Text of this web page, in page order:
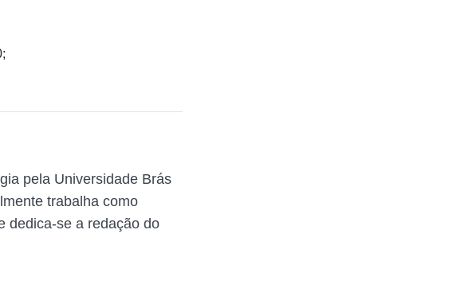
pela Universidade Brás
trabalha como
dedica-se a redação do